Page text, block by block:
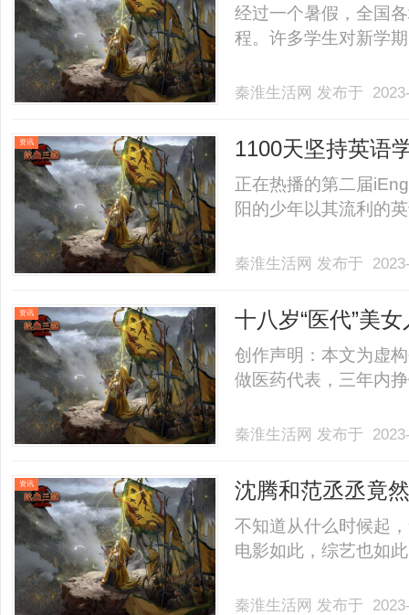
经过一个暑假，全国
程。许多学生对新学
秦淮生活网 发布于
资讯
1100天坚持英语
事
正在热播的第二届
阳的少年以其流利的
秦淮生活网 发布于
资讯
十八岁“医代”美
误，也要尝尝鲜
创作声明：本文为虚
做医药代表，三年内
秦淮生活网 发布于
资讯
沈腾和范丞丞竟
《爸爸去哪》
不知道从什么时候起
电影如此，综艺也如
秦淮生活网 发布于